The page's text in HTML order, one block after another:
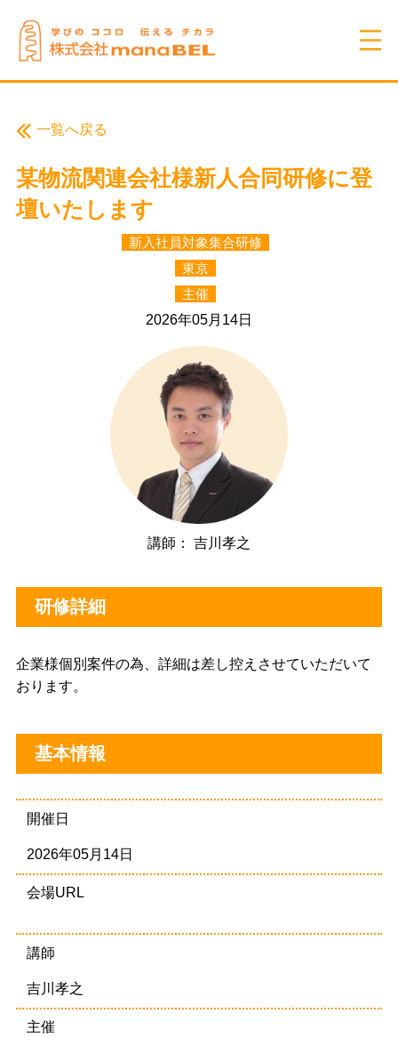
一覧へ戻る
某物流関連会社様新人合同研修に登
壇いたします
新入社員対象集合研修
東京
主催
2026年05月14日
講師： 吉川孝之
研修詳細
企業様個別案件の為、詳細は差し控えさせていただいて
おります。
基本情報
開催日
2026年05月14日
会場URL
講師
吉川孝之
主催